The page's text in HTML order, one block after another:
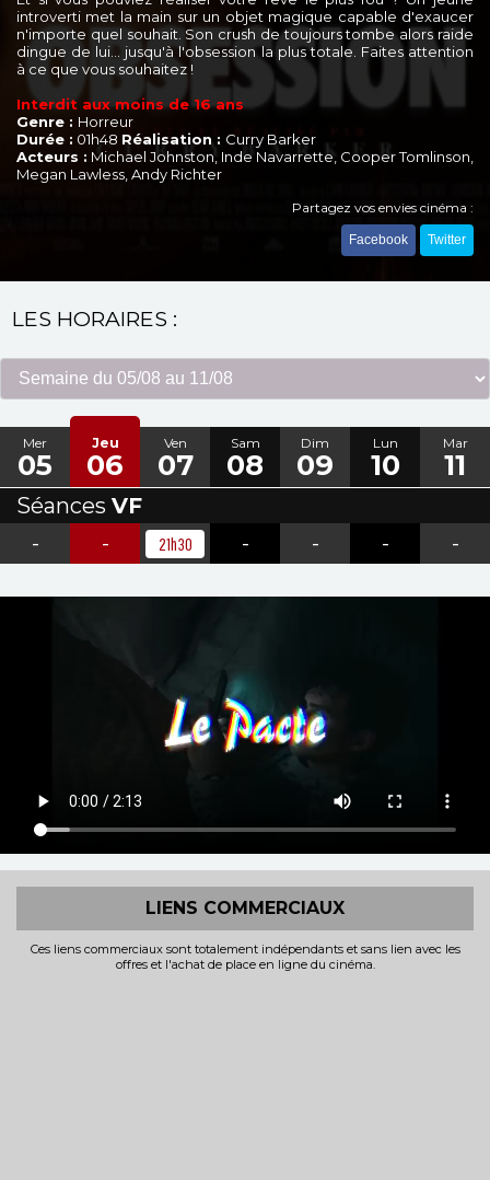
introverti met la main sur un objet magique capable d'exaucer
n'importe quel souhait. Son crush de toujours tombe alors raide
dingue de lui… jusqu'à l'obsession la plus totale. Faites attention
à ce que vous souhaitez !
Interdit aux moins de 16 ans
Genre : Horreur
Durée : 01h48 Réalisation : Curry Barker
Acteurs : Michael Johnston, Inde Navarrette, Cooper Tomlinson,
Megan Lawless, Andy Richter
Partagez vos envies cinéma :
Facebook Twitter
LES HORAIRES :
Mer
05
Jeu
06
Ven
07
Sam
08
Dim
09
Lun
10
Mar
11
Séances VF
-
- 21h30 - - - -
LIENS COMMERCIAUX
Ces liens commerciaux sont totalement indépendants et sans lien avec les
offres et l'achat de place en ligne du cinéma.